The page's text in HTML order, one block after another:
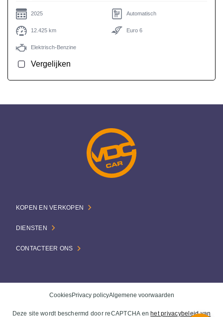
2025 Automatisch
12.425 km Euro 6
Elektrisch-Benzine
Vergelijken
KOPEN EN VERKOPEN
DIENSTEN
CONTACTEER ONS
CookiesPrivacy policyAlgemene voorwaarden
Deze site wordt beschermd door reCAPTCHA en het privacybeleid van